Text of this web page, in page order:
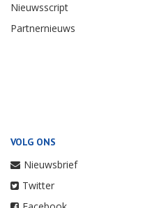
Nieuwsscript
Partnernieuws
VOLG ONS
Nieuwsbrief
Twitter